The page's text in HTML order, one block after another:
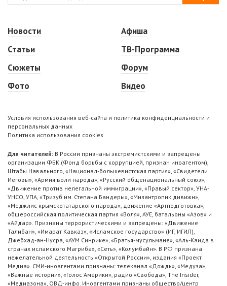
Новости
Статьи
Сюжеты
Фото
Афиша
ТВ-Программа
Форум
Видео
Условия использования веб-сайта и политика конфиденциальности и
персональных данных
Политика использования cookies
Для читателей: В России признаны экстремистскими и запрещены
организации ФБК (Фонд борьбы с коррупцией, признан иноагентом),
Штабы Навального, «Национал-большевистская партия», «Свидетели
Иеговы», «Армия воли народа», «Русский общенациональный союз»,
«Движение против нелегальной иммиграции», «Правый сектор», УНА-
УНСО, УПА, «Тризуб им. Степана Бандеры», «Мизантропик дивижн»,
«Меджлис крымскотатарского народа», движение «Артподготовка»,
общероссийская политическая партия «Воля», АУЕ, батальоны «Азов» и
«Айдар». Признаны террористическими и запрещены: «Движение
Талибан», «Имарат Кавказ», «Исламское государство» (ИГ, ИГИЛ),
Джебхад-ан-Нусра, «АУМ Синрике», «Братья-мусульмане», «Аль-Каида в
странах исламского Магриба», «Сеть», «Колумбайн». В РФ признана
нежелательной деятельность «Открытой России», издания «Проект
Медиа». СМИ-иноагентами признаны: телеканал «Дождь», «Медуза»,
«Важные истории», «Голос Америки», радио «Свобода», The Insider,
«Медиазона», ОВД-инфо. Иноагентами признаны общество/центр